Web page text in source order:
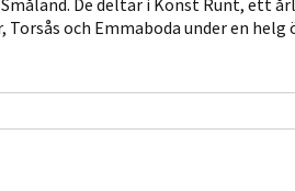
De deltar i Konst Runt, ett
och Emmaboda under en helg